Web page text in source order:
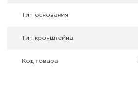
Дартс
Аксессуары
Тип основания
Тип кронштейна
Код товара